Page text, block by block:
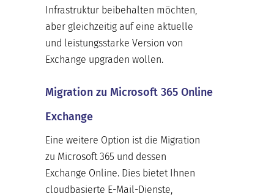
Infrastruktur beibehalten möchten,
aber gleichzeitig auf eine aktuelle
und leistungsstarke Version von
Exchange upgraden wollen.
Migration zu Microsoft 365 Online
Exchange
Eine weitere Option ist die Migration
zu Microsoft 365 und dessen
Exchange Online. Dies bietet Ihnen
cloudbasierte E-Mail-Dienste,